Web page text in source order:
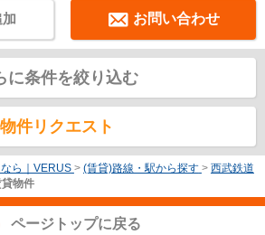
お問い合わせ
に条件を絞り込む
物件リクエスト
ら｜VERUS > (賃貸)路線・駅から探す > 西武鉄道
物件
ページトップに戻る